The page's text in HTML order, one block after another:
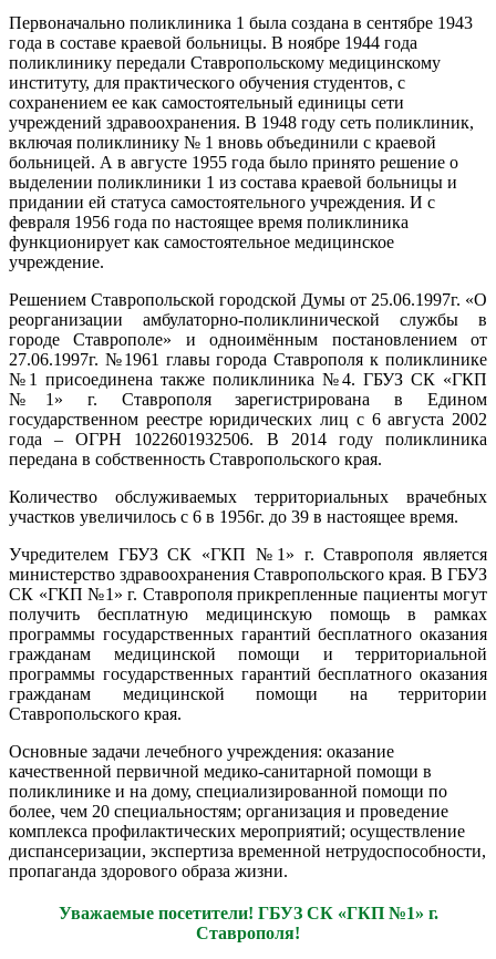
Первоначально поликлиника 1 была создана в сентябре 1943
года в составе краевой больницы. В ноябре 1944 года
поликлинику передали Ставропольскому медицинскому
институту, для практического обучения студентов, с
сохранением ее как самостоятельный единицы сети
учреждений здравоохранения. В 1948 году сеть поликлиник,
включая поликлинику № 1 вновь объединили с краевой
больницей. А в августе 1955 года было принято решение о
выделении поликлиники 1 из состава краевой больницы и
придании ей статуса самостоятельного учреждения. И с
февраля 1956 года по настоящее время поликлиника
функционирует как самостоятельное медицинское
учреждение.
Решением Ставропольской городской Думы от 25.06.1997г. «О
реорганизации амбулаторно-поликлинической службы в
городе Ставрополе» и одноимённым постановлением от
27.06.1997г. №1961 главы города Ставрополя к поликлинике
№1 присоединена также поликлиника №4. ГБУЗ СК «ГКП
№1» г. Ставрополя зарегистрирована в Едином
государственном реестре юридических лиц с 6 августа 2002
года – ОГРН 1022601932506. В 2014 году поликлиника
передана в собственность Ставропольского края.
Количество обслуживаемых территориальных врачебных
участков увеличилось с 6 в 1956г. до 39 в настоящее время.
Учредителем ГБУЗ СК «ГКП №1» г. Ставрополя является
министерство здравоохранения Ставропольского края. В ГБУЗ
СК «ГКП №1» г. Ставрополя прикрепленные пациенты могут
получить бесплатную медицинскую помощь в рамках
программы государственных гарантий бесплатного оказания
гражданам медицинской помощи и территориальной
программы государственных гарантий бесплатного оказания
гражданам медицинской помощи на территории
Ставропольского края.
Основные задачи лечебного учреждения: оказание
качественной первичной медико-санитарной помощи в
поликлинике и на дому, специализированной помощи по
более, чем 20 специальностям; организация и проведение
комплекса профилактических мероприятий; осуществление
диспансеризации, экспертиза временной нетрудоспособности,
пропаганда здорового образа жизни.
Уважаемые посетители! ГБУЗ СК «ГКП №1» г.
Ставрополя!